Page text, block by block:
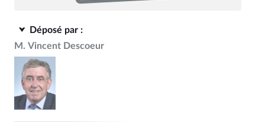
Déposé par :
M. Vincent Descoeur